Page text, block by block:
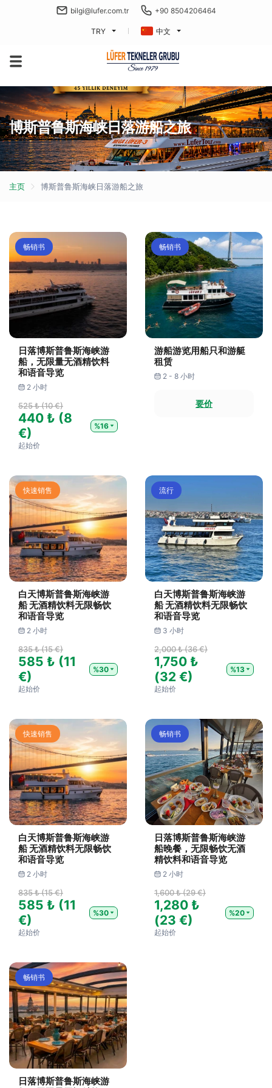
bilgi@lufer.com.tr +90 8504206464
TRY 中文
博斯普鲁斯海峡日落游船之旅
主页 博斯普鲁斯海峡日落游船之旅
畅销书
日落博斯普鲁斯海峡游
船，无限量无酒精饮料
和语音导览
2 小时
525 ₺ (10 €)
440 ₺ (8
€)
%16
起始价
畅销书
游船游览用船只和游艇
租赁
2 - 8 小时
要价
快速销售
白天博斯普鲁斯海峡游
船 无酒精饮料无限畅饮
和语音导览
2 小时
835 ₺ (15 €)
585 ₺ (11
€)
%30
起始价
流行
白天博斯普鲁斯海峡游
船 无酒精饮料无限畅饮
和语音导览
3 小时
2,000 ₺ (36 €)
1,750 ₺
(32 €)
%13
起始价
快速销售
白天博斯普鲁斯海峡游
船 无酒精饮料无限畅饮
和语音导览
2 小时
835 ₺ (15 €)
585 ₺ (11
€)
%30
起始价
畅销书
日落博斯普鲁斯海峡游
船晚餐，无限畅饮无酒
精饮料和语音导览
2 小时
1,600 ₺ (29 €)
1,280 ₺
(23 €)
%20
起始价
畅销书
日落博斯普鲁斯海峡游